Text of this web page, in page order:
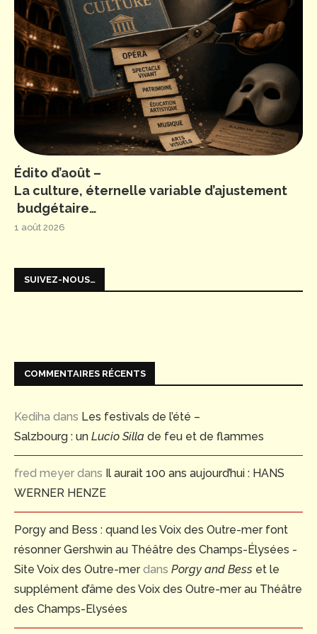
Édito d’août –
La culture, éternelle variable d’ajustement
budgétaire…
1 août 2026
SUIVEZ-NOUS…
COMMENTAIRES RÉCENTS
Kediha dans Les festivals de l’été –
Salzbourg : un Lucio Silla de feu et de flammes
fred meyer dans Il aurait 100 ans aujourd’hui : HANS
WERNER HENZE
Porgy and Bess : quand les Voix des Outre-mer font
résonner Gershwin au Théâtre des Champs-Élysées -
Site Voix des Outre-merdans Porgy and Bess et le
supplément d’âme des Voix des Outre-mer au Théâtre
des Champs-Elysées